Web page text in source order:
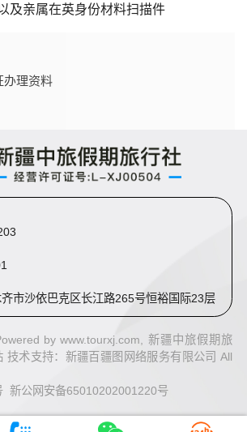
及亲属在英身份材料扫描件
办理资料
市沙依巴克区长江路265号恒裕国际23层
by www.tourxj.com, 新疆中旅假期旅
术支持： 新疆百疆图网络服务有限公司 All
新公网安备65010202001220号